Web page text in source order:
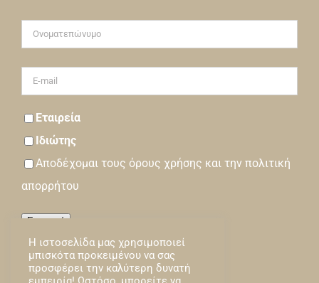
Εταιρεία
Ιδιώτης
Αποδέχομαι τους όρους χρήσης και την πολιτική
απορρήτου
Εγγραφή
Loading…
Η ιστοσελίδα μας χρησιμοποιεί
μπισκότα προκειμένου να σας
προσφέρει την καλύτερη δυνατή